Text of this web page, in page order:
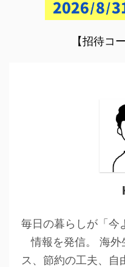
【招待コ
毎日の暮らしが「今
情報を発信。 海
ス、節約の工夫、自